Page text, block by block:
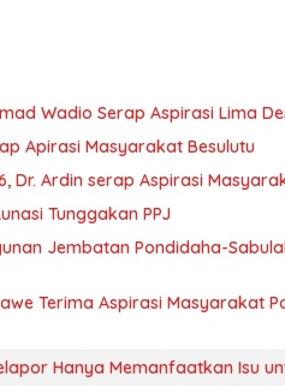
Wadio Serap Aspirasi Lima
Apirasi Masyarakat Besulutu
Dr. Ardin serap Aspirasi
Tunggakan PPJ
Jembatan Pondidaha-
Terima Aspirasi Masyarakat
Hanya Memanfaatkan Isu